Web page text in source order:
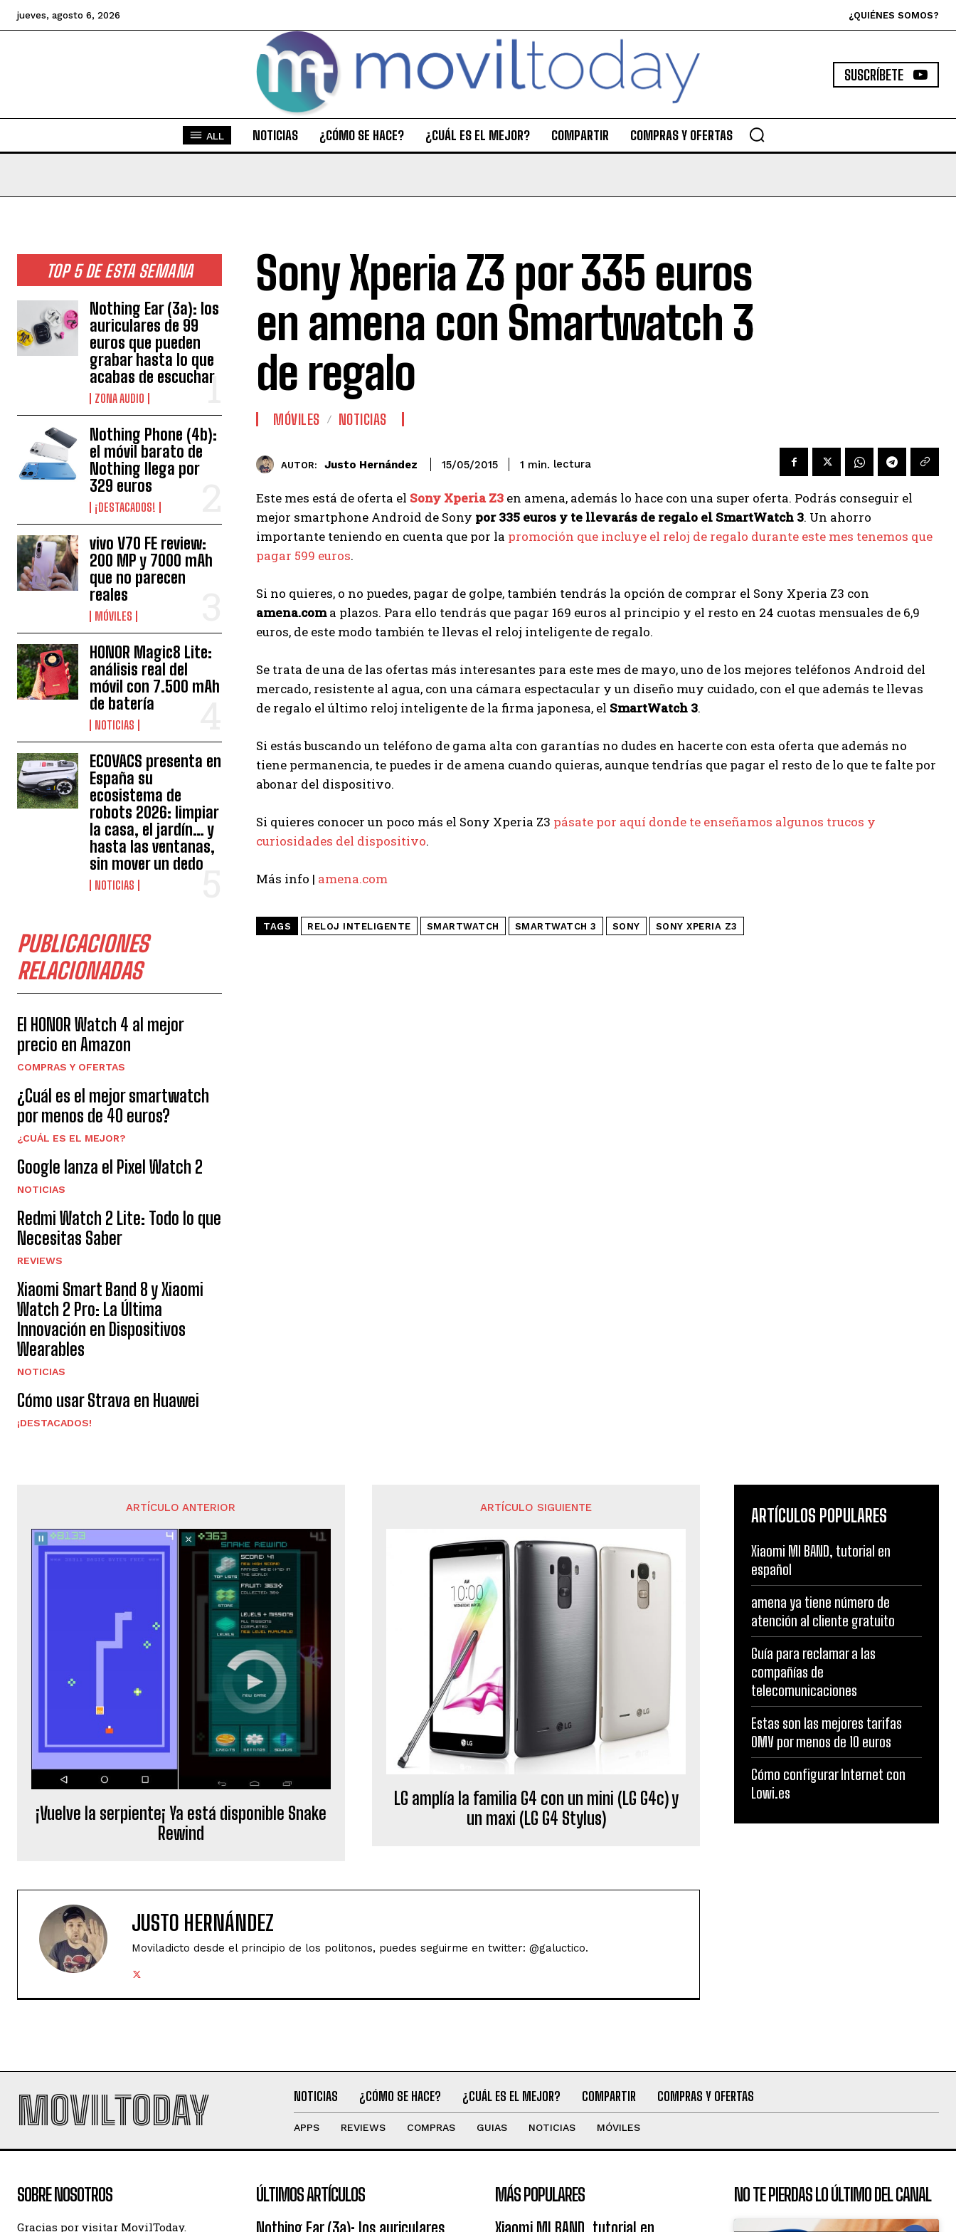
jueves, agosto 6, 2026 ¿QUIÉNES SOMOS?
SUSCRÍBETE
ALL NOTICIAS ¿CÓMO SE HACE? ¿CUÁL ES EL MEJOR? COMPARTIR COMPRAS Y OFERTAS
TOP 5 DE ESTA SEMANA
Nothing Ear (3a): los
auriculares de 99
euros que pueden
grabar hasta lo que
acabas de escuchar
ZONA AUDIO
Nothing Phone (4b):
el móvil barato de
Nothing llega por
329 euros
¡DESTACADOS!
vivo V70 FE review:
200 MP y 7000 mAh
que no parecen
reales
MÓVILES
HONOR Magic8 Lite:
análisis real del
móvil con 7.500 mAh
de batería
NOTICIAS
ECOVACS presenta en
España su
ecosistema de
robots 2026: limpiar
la casa, el jardín… y
hasta las ventanas,
sin mover un dedo
NOTICIAS
PUBLICACIONES
RELACIONADAS
El HONOR Watch 4 al mejor
precio en Amazon
COMPRAS Y OFERTAS
¿Cuál es el mejor smartwatch
por menos de 40 euros?
¿CUÁL ES EL MEJOR?
Google lanza el Pixel Watch 2
NOTICIAS
Redmi Watch 2 Lite: Todo lo que
Necesitas Saber
REVIEWS
Xiaomi Smart Band 8 y Xiaomi
Watch 2 Pro: La Última
Innovación en Dispositivos
Wearables
NOTICIAS
Cómo usar Strava en Huawei
¡DESTACADOS!
Sony Xperia Z3 por 335 euros
en amena con Smartwatch 3
de regalo
MÓVILES NOTICIAS
AUTOR: Justo Hernández 15/05/2015 1 min. lectura
Este mes está de oferta el Sony Xperia Z3 en amena, además lo hace con una super oferta. Podrás conseguir el
mejor smartphone Android de Sony por 335 euros y te llevarás de regalo el SmartWatch 3. Un ahorro
importante teniendo en cuenta que por la promoción que incluye el reloj de regalo durante este mes tenemos que
pagar 599 euros.
Si no quieres, o no puedes, pagar de golpe, también tendrás la opción de comprar el Sony Xperia Z3 con
amena.coma plazos. Para ello tendrás que pagar 169 euros al principio y el resto en 24 cuotas mensuales de 6,9
euros, de este modo también te llevas el reloj inteligente de regalo.
Se trata de una de las ofertas más interesantes para este mes de mayo, uno de los mejores teléfonos Android del
mercado, resistente al agua, con una cámara espectacular y un diseño muy cuidado, con el que además te llevas
de regalo el último reloj inteligente de la firma japonesa, el SmartWatch 3.
Si estás buscando un teléfono de gama alta con garantías no dudes en hacerte con esta oferta que además no
tiene permanencia, te puedes ir de amena cuando quieras, aunque tendrías que pagar el resto de lo que te falte por
abonar del dispositivo.
Si quieres conocer un poco más el Sony Xperia Z3 pásate por aquí donde te enseñamos algunos trucos y
curiosidades del dispositivo.
Más info | amena.com
TAGS RELOJ INTELIGENTE SMARTWATCH SMARTWATCH 3 SONY SONY XPERIA Z3
ARTÍCULO ANTERIOR
¡Vuelve la serpiente¡ Ya está disponible Snake
Rewind
ARTÍCULO SIGUIENTE
LG amplía la familia G4 con un mini (LG G4c) y
un maxi (LG G4 Stylus)
JUSTO HERNÁNDEZ
Moviladicto desde el principio de los politonos, puedes seguirme en twitter: @galuctico.
ARTÍCULOS POPULARES
Xiaomi MI BAND, tutorial en
español
amena ya tiene número de
atención al cliente gratuito
Guía para reclamar a las
compañías de
telecomunicaciones
Estas son las mejores tarifas
OMV por menos de 10 euros
Cómo configurar Internet con
Lowi.es
MOVILTODAY NOTICIAS ¿CÓMO SE HACE? ¿CUÁL ES EL MEJOR? COMPARTIR COMPRAS Y OFERTAS
APPS REVIEWS COMPRAS GUIAS NOTICIAS MÓVILES
SOBRE NOSOTROS
Gracias por visitar MovilToday.
ÚLTIMOS ARTÍCULOS
Nothing Ear (3a): los auriculares
MÁS POPULARES
Xiaomi MI BAND, tutorial en
NO TE PIERDAS LO ÚLTIMO DEL CANAL